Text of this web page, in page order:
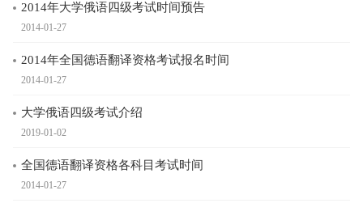
2014年大学俄语四级考试时间预告
2014-01-27
2014年全国德语翻译资格考试报名时间
2014-01-27
大学俄语四级考试介绍
2019-01-02
全国德语翻译资格各科目考试时间
2014-01-27